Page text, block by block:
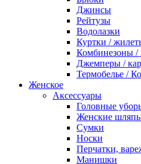
Джинсы
Рейтузы
Водолазки
Куртки /
Комбинезоны /
Джемперы /
Термобелье /
Женское
Аксессуары
Головные
Женские
Сумки
Носки
Перчатки,
Манишки